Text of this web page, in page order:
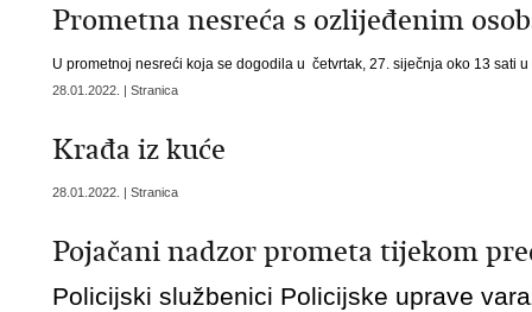
Prometna nesreća s ozlijeđenim
U prometnoj nesreći koja se dogodila u četvrtak, 27. siječnja oko 13 sati
28.01.2022. | Stranica
Krađa iz kuće
28.01.2022. | Stranica
Pojačani nadzor prometa tijekom
Policijski službenici Policijske uprave